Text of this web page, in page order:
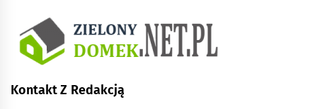
Kontakt Z Redakcją